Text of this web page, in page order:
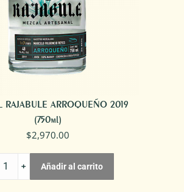
RAJABULE ARROQUEÑO 2019
(750ml)
$2,970.00
Añadir al carrito